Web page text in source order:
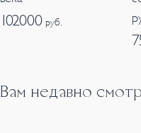
102000руб.
Вам недавно